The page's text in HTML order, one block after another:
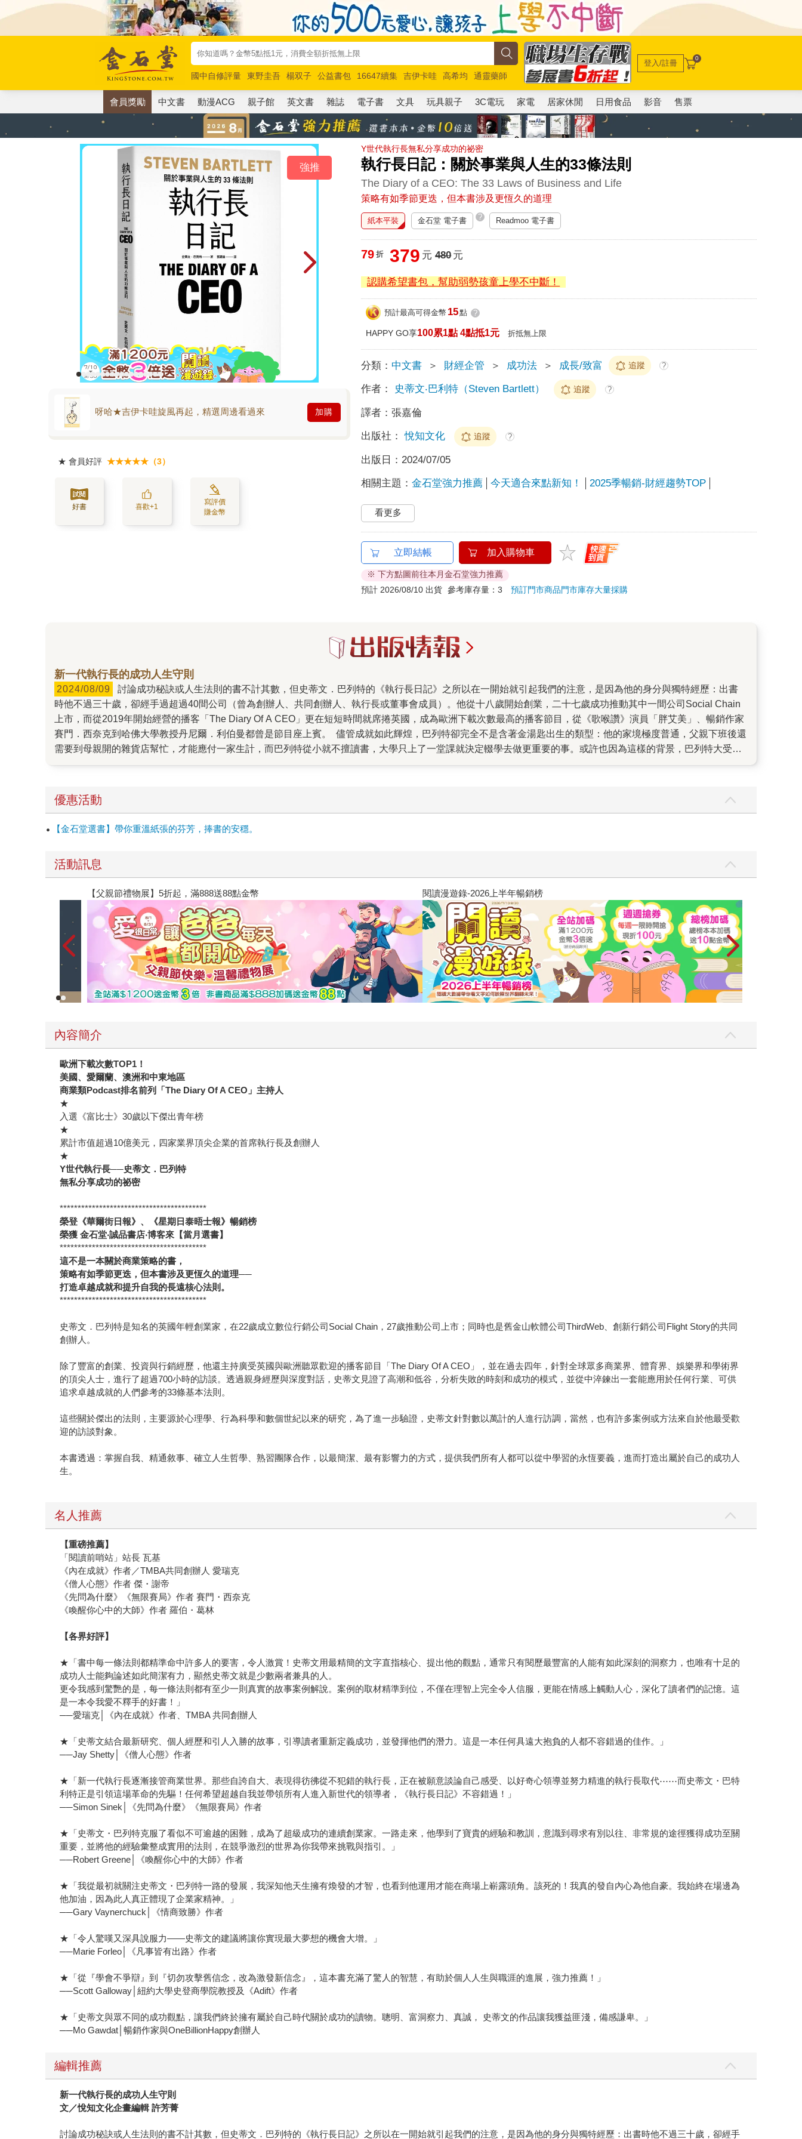
國中自修評量 東野圭吾 楊双子 公益書包 16647續集 吉伊卡哇 高希均
通靈藥師
唯紅花綻放
奧德賽 路邊攤新作 馬斯克 玩具總動員5 超慢跑
登入/註冊 0
會員獎勵 中文書 動漫ACG 親子館 英文書 雜誌 電子書 文具 玩具親子 3C電玩 家電 居家休閒 日用食品 影音 售票
Y世代執行長無私分享成功的祕密
執行長日記：關於事業與人生的33條法則
The Diary of a CEO: The 33 Laws of Business and Life
策略有如季節更迭，但本書涉及更恆久的道理
強推
呀哈★吉伊卡哇旋風再起，精選周邊看過來 加購
★ 會員好評 ★★★★★（3）
好書 喜歡+1
寫評價
賺金幣
紙本平裝 金石堂 電子書 ? Readmoo 電子書
79 折 379 元 480元
認購希望書包，幫助弱勢孩童上學不中斷！
預計最高可得金幣 15點 ?
HAPPY GO享100累1點 4點抵1元 折抵無上限
分類： 中文書 ＞ 財經企管 ＞ 成功法 ＞ 成長/致富 追蹤 ?
作者： 史蒂文‧巴利特（Steven Bartlett） 追蹤 ?
譯者：張嘉倫
出版社： 悅知文化 追蹤 ?
出版日： 2024/07/05
相關主題：金石堂強力推薦 今天適合來點新知！ 2025季暢銷-財經趨勢TOP
看更多
立即結帳 加入購物車
※ 下方點圖前往本月金石堂強力推薦
預計 2026/08/10 出貨 參考庫存量：3預訂門市商品門市庫存大量採購
新一代執行長的成功人生守則
2024/08/09
討論成功秘訣或人生法則的書不計其數，但史蒂文．巴列特的《執行長日記》之所以在一開始就引起我們的注意，是因為他的身分與獨特經歷：出書
時他不過三十歲，卻經手過超過40間公司（曾為創辦人、共同創辦人、執行長或董事會成員）。他從十八歲開始創業，二十七歲成功推動其中一間公司Social Chain
上市，而從2019年開始經營的播客「The Diary Of A CEO」更在短短時間就席捲英國，成為歐洲下載次數最高的播客節目，從《歌喉讚》演員「胖艾美」、暢銷作家
賽門．西奈克到哈佛大學教授丹尼爾．利伯曼都曾是節目座上賓。 儘管成就如此輝煌，巴列特卻完全不是含著金湯匙出生的類型：他的家境極度普通，父親下班後還
需要到母親開的雜貨店幫忙，才能應付一家生計，而巴列特從小就不擅讀書，大學只上了一堂課就決定輟學去做更重要的事。或許也因為這樣的背景，巴列特大受英
對想要在事業上獲得成功的人——我認為，對於想要更加精進自我、確立人生定位或思考對自己來說何謂「成功」的人來說，或許同樣適用。 因為曾經走過一無所有
的黑暗與深刻的自我懷疑，巴列特可說是個自我激勵的大師，書中分享了許多他用來鼓舞與改變自己的方法（包含大家比較常聽到的習慣迴路、透過自我提問改變行
為、以及如何為自己一遍遍地重寫人生故事等）；而針對自己的成就，他也開誠布公地分享了許多心法：比如在他最擅長的行銷領域，如何透過「心理登月」技巧，
內文也穿插著金句、圖片與列點提示，最後會以再一次的法則重點回顧與相關的勵志金句作為小結。 希望本書不但能幫助讀者在工作上有所進展，更能重新盤點自己
優惠活動
【金石堂選書】帶你重溫紙張的芬芳，捧書的安穩。
活動訊息
【父親節禮物展】5折起，滿888送88點金幣 閱讀漫遊錄-2026上半年暢銷榜
內容簡介
歐洲下載次數TOP1！
美國、愛爾蘭、澳洲和中東地區
商業類Podcast排名前列「The Diary Of A CEO」主持人
★
入選《富比士》30歲以下傑出青年榜
★
累計市值超過10億美元，四家業界頂尖企業的首席執行長及創辦人
★
Y世代執行長──史蒂文．巴列特
無私分享成功的祕密
*****************************************
榮登《華爾街日報》、《星期日泰晤士報》暢銷榜
榮獲 金石堂‧誠品書店‧博客來【當月選書】
*****************************************
這不是一本關於商業策略的書，
策略有如季節更迭，但本書涉及更恆久的道理──
打造卓越成就和提升自我的長遠核心法則。
*****************************************
史蒂文．巴列特是知名的英國年輕創業家，在22歲成立數位行銷公司Social Chain，27歲推動公司上市；同時也是舊金山軟體公司ThirdWeb、創新行銷公司Flight Story的共同
創辦人。
除了豐富的創業、投資與行銷經歷，他還主持廣受英國與歐洲聽眾歡迎的播客節目「The Diary Of A CEO」，並在過去四年，針對全球眾多商業界、體育界、娛樂界和學術界
的頂尖人士，進行了超過700小時的訪談。透過親身經歷與深度對話，史蒂文見證了高潮和低谷，分析失敗的時刻和成功的模式，並從中淬鍊出一套能應用於任何行業、可供
追求卓越成就的人們參考的33條基本法則。
這些關於傑出的法則，主要源於心理學、行為科學和數個世紀以來的研究，為了進一步驗證，史蒂文針對數以萬計的人進行訪調，當然，也有許多案例或方法來自於他最受歡
迎的訪談對象。
本書透過：掌握自我、精通敘事、確立人生哲學、熟習團隊合作，以最簡潔、最有影響力的方式，提供我們所有人都可以從中學習的永恆要義，進而打造出屬於自己的成功人
生。
名人推薦
【重磅推薦】
「閱讀前哨站」站長 瓦基
《內在成就》作者／TMBA共同創辦人 愛瑞克
《僧人心態》作者 傑・謝帝
《先問為什麼》《無限賽局》作者 賽門・西奈克
《喚醒你心中的大師》作者 羅伯・葛林
【各界好評】
★「書中每一條法則都精準命中許多人的要害，令人激賞！史蒂文用最精簡的文字直指核心、提出他的觀點，通常只有閱歷最豐富的人能有如此深刻的洞察力，也唯有十足的
成功人士能夠論述如此簡潔有力，顯然史蒂文就是少數兩者兼具的人。
更令我感到驚艷的是，每一條法則都有至少一則真實的故事案例解說。案例的取材精準到位，不僅在理智上完全令人信服，更能在情感上觸動人心，深化了讀者們的記憶。這
是一本令我愛不釋手的好書！」
──愛瑞克│《內在成就》作者、TMBA 共同創辦人
★「史蒂文結合最新研究、個人經歷和引人入勝的故事，引導讀者重新定義成功，並發揮他們的潛力。這是一本任何具遠大抱負的人都不容錯過的佳作。」
──Jay Shetty│《僧人心態》作者
★「新一代執行長逐漸接管商業世界。那些自誇自大、表現得彷彿從不犯錯的執行長，正在被願意談論自己感受、以好奇心領導並努力精進的執行長取代⋯⋯而史蒂文・巴特
利特正是引領這場革命的先驅！任何希望超越自我並帶領所有人進入新世代的領導者，《執行長日記》不容錯過！」
──Simon Sinek│《先問為什麼》《無限賽局》作者
★「史蒂文・巴列特克服了看似不可逾越的困難，成為了超級成功的連續創業家。一路走來，他學到了寶貴的經驗和教訓，意識到尋求有別以往、非常規的途徑獲得成功至關
重要，並將他的經驗彙整成實用的法則，在競爭激烈的世界為你我帶來挑戰與指引。」
──Robert Greene│《喚醒你心中的大師》作者
★「我從最初就關注史蒂文・巴列特一路的發展，我深知他天生擁有煥發的才智，也看到他運用才能在商場上嶄露頭角。該死的！我真的發自內心為他自豪。我始終在場邊為
他加油，因為此人真正體現了企業家精神。」
──Gary Vaynerchuck│《情商致勝》作者
★「令人驚嘆又深具說服力——史蒂文的建議將讓你實現最大夢想的機會大增。」
──Marie Forleo│《凡事皆有出路》作者
★「從『學會不爭辯』到『切勿攻擊舊信念，改為激發新信念』，這本書充滿了驚人的智慧，有助於個人人生與職涯的進展，強力推薦！」
──Scott Galloway│紐約大學史登商學院教授及《Adift》作者
★「史蒂文與眾不同的成功觀點，讓我們終於擁有屬於自己時代關於成功的讀物。聰明、富洞察力、真誠， 史蒂文的作品讓我獲益匪淺，備感謙卑。」
──Mo Gawdat│暢銷作家與OneBillionHappy創辦人
編輯推薦
新一代執行長的成功人生守則
文／悅知文化企畫編輯 許芳菁
討論成功秘訣或人生法則的書不計其數，但史蒂文．巴列特的《執行長日記》之所以在一開始就引起我們的注意，是因為他的身分與獨特經歷：出書時他不過三十歲，卻經手